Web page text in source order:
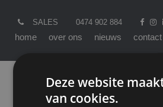
SALES 0474 902 884
home over ons nieuws contact
Deze website
van cookies.